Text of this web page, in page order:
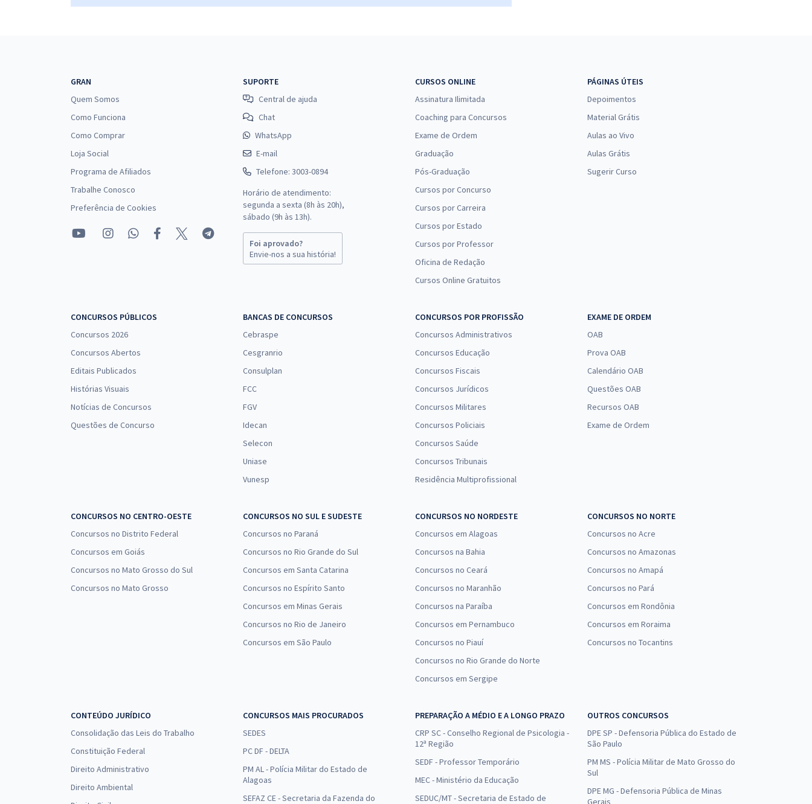
GRAN
Quem Somos
Como Funciona
Como Comprar
Loja Social
Programa de Afiliados
Trabalhe Conosco
Preferência de Cookies
SUPORTE
Central de ajuda
Chat
WhatsApp
E-mail
Telefone: 3003-0894
Horário de atendimento:
segunda a sexta (8h às 20h),
sábado (9h às 13h).
Foi aprovado?
Envie-nos a sua história!
CURSOS ONLINE
Assinatura Ilimitada
Coaching para Concursos
Exame de Ordem
Graduação
Pós-Graduação
Cursos por Concurso
Cursos por Carreira
Cursos por Estado
Cursos por Professor
Oficina de Redação
Cursos Online Gratuitos
PÁGINAS ÚTEIS
Depoimentos
Material Grátis
Aulas ao Vivo
Aulas Grátis
Sugerir Curso
CONCURSOS PÚBLICOS
Concursos 2026
Concursos Abertos
Editais Publicados
Histórias Visuais
Notícias de Concursos
Questões de Concurso
BANCAS DE CONCURSOS
Cebraspe
Cesgranrio
Consulplan
FCC
FGV
Idecan
Selecon
Uniase
Vunesp
CONCURSOS POR PROFISSÃO
Concursos Administrativos
Concursos Educação
Concursos Fiscais
Concursos Jurídicos
Concursos Militares
Concursos Policiais
Concursos Saúde
Concursos Tribunais
Residência Multiprofissional
EXAME DE ORDEM
OAB
Prova OAB
Calendário OAB
Questões OAB
Recursos OAB
Exame de Ordem
CONCURSOS NO CENTRO-OESTE
Concursos no Distrito Federal
Concursos em Goiás
Concursos no Mato Grosso do Sul
Concursos no Mato Grosso
CONCURSOS NO SUL E SUDESTE
Concursos no Paraná
Concursos no Rio Grande do Sul
Concursos em Santa Catarina
Concursos no Espírito Santo
Concursos em Minas Gerais
Concursos no Rio de Janeiro
Concursos em São Paulo
CONCURSOS NO NORDESTE
Concursos em Alagoas
Concursos na Bahia
Concursos no Ceará
Concursos no Maranhão
Concursos na Paraíba
Concursos em Pernambuco
Concursos no Piauí
Concursos no Rio Grande do Norte
Concursos em Sergipe
CONCURSOS NO NORTE
Concursos no Acre
Concursos no Amazonas
Concursos no Amapá
Concursos no Pará
Concursos em Rondônia
Concursos em Roraima
Concursos no Tocantins
CONTEÚDO JURÍDICO
Consolidação das Leis do Trabalho
Constituição Federal
Direito Administrativo
Direito Ambiental
CONCURSOS MAIS PROCURADOS
SEDES
PC DF - DELTA
PM AL - Polícia Militar do Estado de
Alagoas
SEFAZ CE - Secretaria da Fazenda do
PREPARAÇÃO A MÉDIO E A LONGO PRAZO
CRP SC - Conselho Regional de Psicologia -
12ª Região
SEDF - Professor Temporário
MEC - Ministério da Educação
SEDUC/MT - Secretaria de Estado de
OUTROS CONCURSOS
DPE SP - Defensoria Pública do Estado de
São Paulo
PM MS - Polícia Militar de Mato Grosso do
Sul
DPE MG - Defensoria Pública de Minas
Gerais